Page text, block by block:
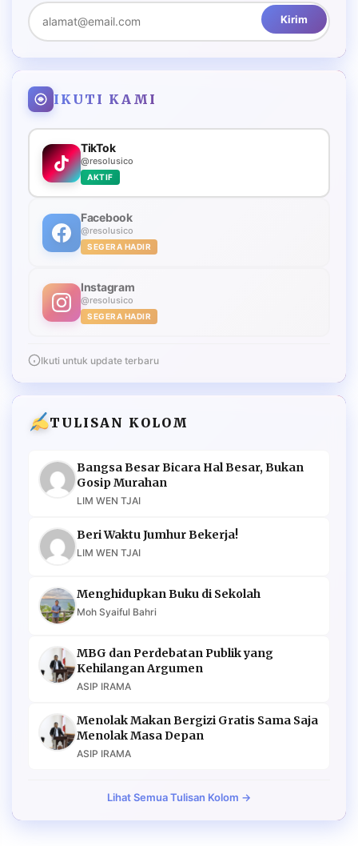
Kirim
IKUTI KAMI
TikTok
@resolusico
AKTIF
Facebook
@resolusico
SEGERA HADIR
Instagram
@resolusico
SEGERA HADIR
Ikuti untuk update terbaru
TULISAN KOLOM
Bangsa Besar Bicara Hal Besar, Bukan
Gosip Murahan
LIM WEN TJAI
Beri Waktu Jumhur Bekerja!
LIM WEN TJAI
Menghidupkan Buku di Sekolah
Moh Syaiful Bahri
MBG dan Perdebatan Publik yang
Kehilangan Argumen
ASIP IRAMA
Menolak Makan Bergizi Gratis Sama Saja
Menolak Masa Depan
ASIP IRAMA
Lihat Semua Tulisan Kolom →